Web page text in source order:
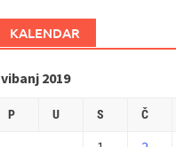
KALENDAR
2019
P U S Č